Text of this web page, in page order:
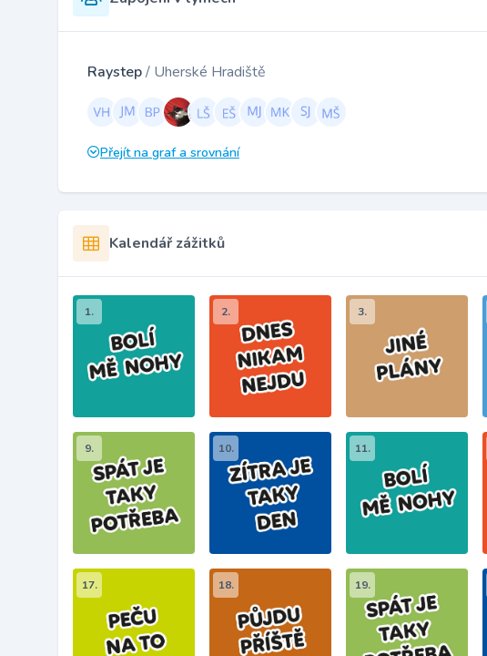
Raystep/ Uherské Hradiště
Přejít na graf a srovnání
Kalendář zážitků
1. 2. 3.
9. 10. 11.
17. 18. 19.